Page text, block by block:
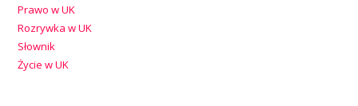
Prawo w UK
Rozrywka w UK
Słownik
Życie w UK